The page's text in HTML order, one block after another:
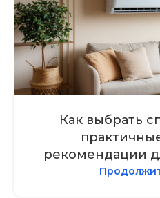
Как выбрать
рекомендации